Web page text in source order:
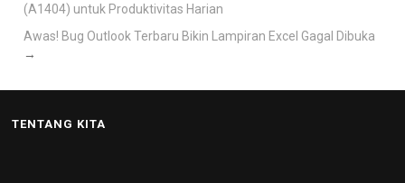
(A1404) untuk Produktivitas Harian
Awas! Bug Outlook Terbaru Bikin Lampiran Excel Gagal Dibuka
→
TENTANG KITA